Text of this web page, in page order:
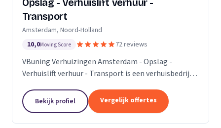
Opslag - Verhuislift verhuur -
Transport
Amsterdam, Noord-Holland
10,0Moving Score 72 reviews
VBuning Verhuizingen Amsterdam - Opslag -
Verhuislift verhuur - Transport is een verhuisbedrijf
Bekijk profiel Vergelijk offertes